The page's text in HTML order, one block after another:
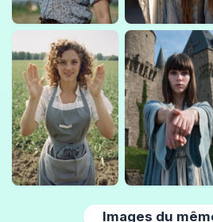
Images du